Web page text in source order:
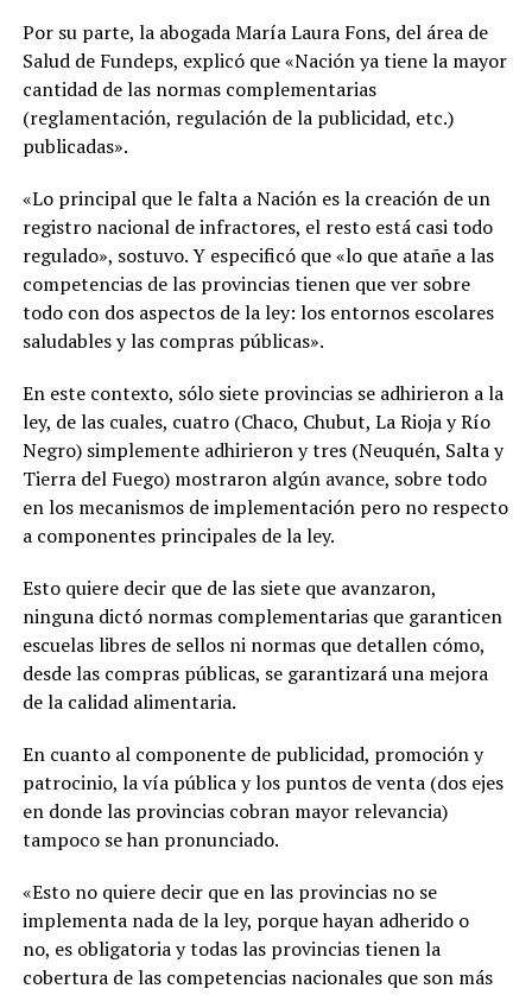
Por su parte, la abogada María Laura Fons, del área de
Salud de Fundeps, explicó que «Nación ya tiene la mayor
cantidad de las normas complementarias
(reglamentación, regulación de la publicidad, etc.)
publicadas».
«Lo principal que le falta a Nación es la creación de un
registro nacional de infractores, el resto está casi todo
regulado», sostuvo. Y especificó que «lo que atañe a las
competencias de las provincias tienen que ver sobre
todo con dos aspectos de la ley: los entornos escolares
saludables y las compras públicas».
En este contexto, sólo siete provincias se adhirieron a la
ley, de las cuales, cuatro (Chaco, Chubut, La Rioja y Río
Negro) simplemente adhirieron y tres (Neuquén, Salta y
Tierra del Fuego) mostraron algún avance, sobre todo
en los mecanismos de implementación pero no respecto
a componentes principales de la ley.
Esto quiere decir que de las siete que avanzaron,
ninguna dictó normas complementarias que garanticen
escuelas libres de sellos ni normas que detallen cómo,
desde las compras públicas, se garantizará una mejora
de la calidad alimentaria.
En cuanto al componente de publicidad, promoción y
patrocinio, la vía pública y los puntos de venta (dos ejes
en donde las provincias cobran mayor relevancia)
tampoco se han pronunciado.
«Esto no quiere decir que en las provincias no se
implementa nada de la ley, porque hayan adherido o
no, es obligatoria y todas las provincias tienen la
cobertura de las competencias nacionales que son más